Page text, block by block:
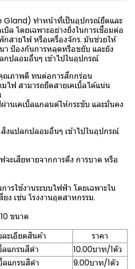
Gland) ทำหน้าที่เป็นอุปกรณ์ยึดและ
ล โดยเฉพาะอย่างยิ่งในการเชื่อมต่อ
สายไฟ หรือเครื่องจักร. มันช่วยให้
ป้องกันการหลุดหรือขยับ และยัง
ปลอมอื่นๆ เข้าไปในอุปกรณ์
ณภาพดี ทนต่อการสึกกร่อน
ฟ สามารถยึดสายเคเบิ้ลได้แน่น
านเคเบิ้ลแกลนด์ให้กระชับ และมั่นคง
งแปลกปลอมอื่นๆ เข้าไปในอุปกรณ์
ะเสียหายจากการดึง การบาด หรือ
รใช้งานระบบไฟฟ้า โดยเฉพาะใน
ง เช่น โรงงานอุตสาหกรรม.
ขนาด
ละเอียดสินค้า
ราคา
ลแกรนสีดำ
10.00บาท/1ตัว
ลแกรนสีดำ
9.00บาท/1ตัว